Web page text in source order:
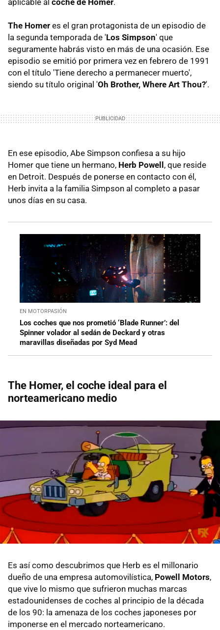
The Homer es el gran protagonista de un episodio de
la segunda temporada de 'Los Simpson' que
seguramente habrás visto en más de una ocasión. Ese
episodio se emitió por primera vez en febrero de 1991
con el título 'Tiene derecho a permanecer muerto',
siendo su título original 'Oh Brother, Where Art Thou?'.
En ese episodio, Abe Simpson confiesa a su hijo
Homer que tiene un hermano, Herb Powell, que reside
en Detroit. Después de ponerse en contacto con él,
Herb invita a la familia Simpson al completo a pasar
unos días en su casa.
EN MOTORPASIÓN
Los coches que nos prometió ‘Blade Runner’: del
Spinner volador al sedán de Deckard y otras
maravillas diseñadas por Syd Mead
The Homer, el coche ideal para el
norteamericano medio
Es así como descubrimos que Herb es el millonario
dueño de una empresa automovilística, Powell Motors,
que vive lo mismo que sufrieron muchas marcas
estadounidenses de coches al principio de la década
de los 90: la amenaza de los coches japoneses por
imponerse en el mercado norteamericano.